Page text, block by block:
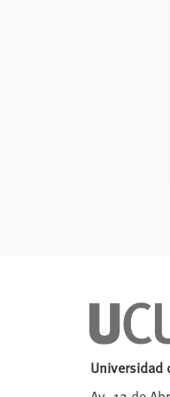
Universidad